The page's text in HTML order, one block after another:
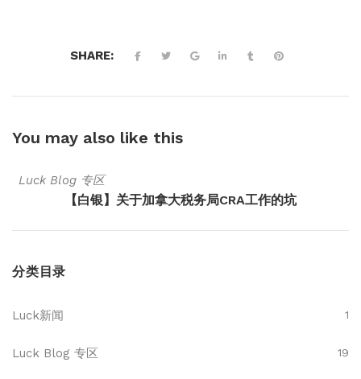
SHARE:
You may also like this
Luck Blog 专区
【白银】关于加拿大税务局CRA工作的坑
分类目录
Luck新闻 1
Luck Blog 专区 19